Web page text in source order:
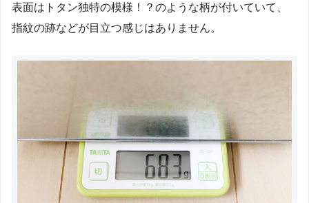
表面はトタン独特の模様！？のような柄が付いていて、
指紋の跡などが目立つ感じはありません。